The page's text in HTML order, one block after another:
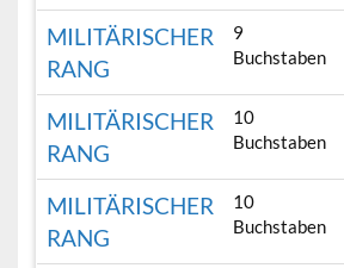
MILITÄRISCHER
RANG
9
Buchstaben
MILITÄRISCHER
RANG
10
Buchstaben
MILITÄRISCHER
RANG
10
Buchstaben